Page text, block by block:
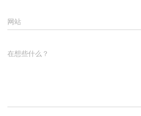
网站
在想些什么？